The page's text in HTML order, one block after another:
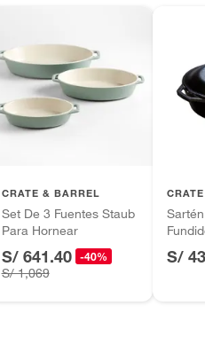
CRATE & BARREL
Set De 3 Fuentes Staub
Para Hornear
S/ 641.40 -40%
S/ 1,069
4.7L
S/